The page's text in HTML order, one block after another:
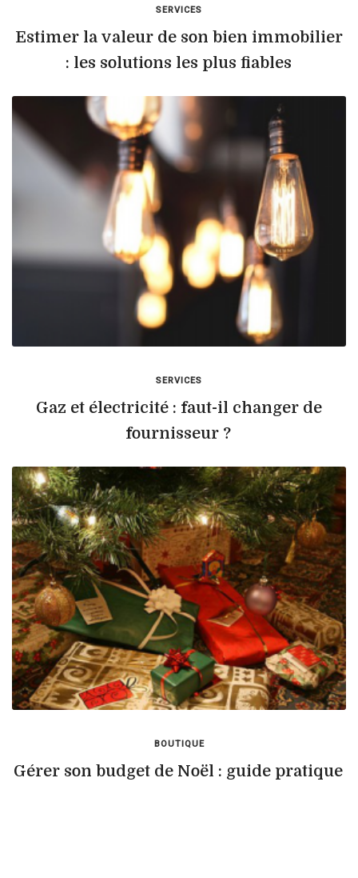
SERVICES
Estimer la valeur de son bien immobilier
: les solutions les plus fiables
SERVICES
Gaz et électricité : faut-il changer de
fournisseur ?
BOUTIQUE
Gérer son budget de Noël : guide pratique